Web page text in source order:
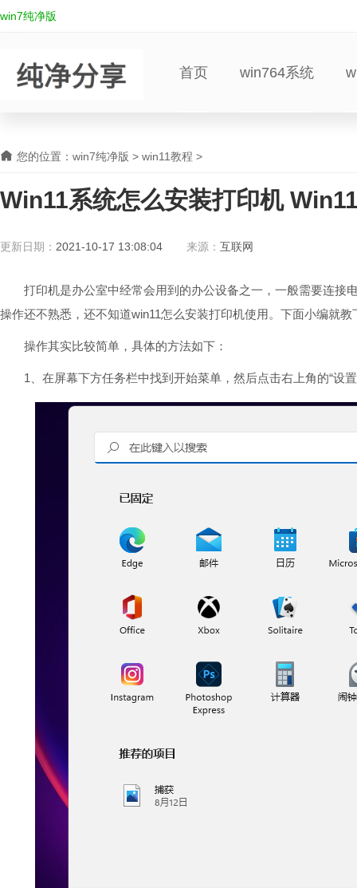
win7纯净版
首页 win764系统
您的位置： win7纯净版 > win11教程 >
Win11系统怎么安装打印机
更新日期： 2021-10-17 13:08:04 来源： 互联网
打印机是办公室中经常会用到的办公设备之一，一般需要连接
操作还不熟悉，还不知道win11怎么安装打印机使用。下面小编就
操作其实比较简单，具体的方法如下：
1、在屏幕下方任务栏中找到开始菜单，然后点击右上角的“设置